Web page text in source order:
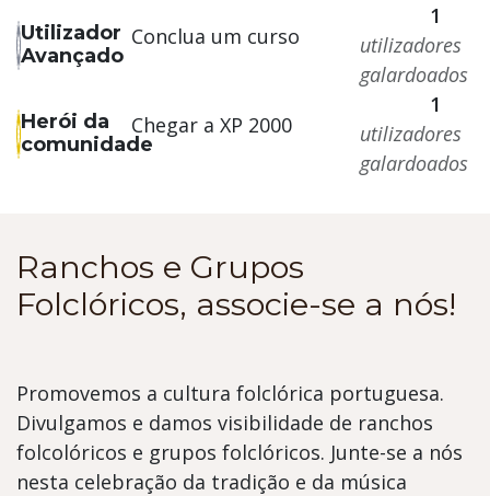
Utilizador
Avançado
Conclua um curso
1
utilizadores
galardoados
Herói da
comunidade
Chegar a XP 2000
1
utilizadores
galardoados
Ranchos e Grupos
Folclóricos, associe-se a nós!
Promovemos a cultura folclórica portuguesa.
Divulgamos e damos visibilidade de ranchos
folcolóricos e grupos folclóricos. Junte-se a nós
nesta celebração da tradição e da música